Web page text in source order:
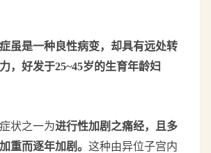
虽是一种良性病变，却具有远处转
，好发于25~45岁的生育年龄妇
状之一为进行性加剧之痛经，且多
重而逐年加剧。 这种由异位子宫内